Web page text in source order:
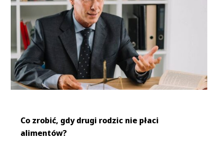
Co zrobić, gdy drugi rodzic nie płaci
alimentów?